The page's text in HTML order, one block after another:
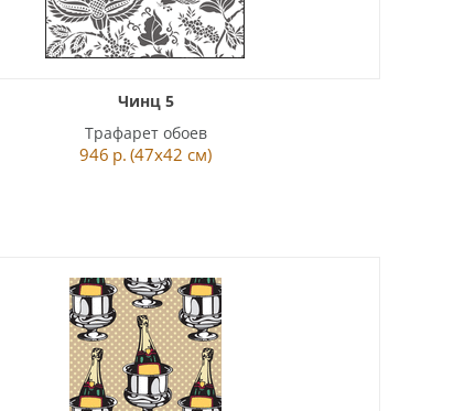
Чинц 5
Трафарет обоев
946 р. (47x42 см)